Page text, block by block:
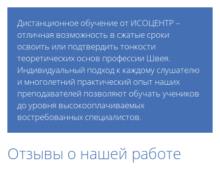
Дистанционное обучение от ИСОЦЕНТР –
отличная возможность в сжатые сроки
освоить или подтвердить тонкости
теоретических основ профессии Швея.
Индивидуальный подход к каждому слушателю
и многолетний практический опыт наших
преподавателей позволяют обучать учеников
до уровня высокооплачиваемых
востребованных специалистов.
Отзывы о нашей работе